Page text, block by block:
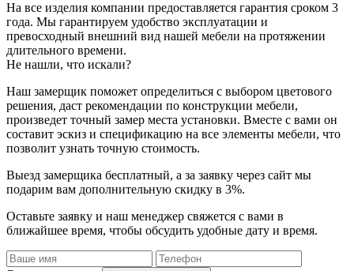
На все изделия компании предоставляется гарантия сроком 3
года. Мы гарантируем удобство эксплуатации и
превосходный внешний вид нашей мебели на протяжении
длительного времени.
Не нашли, что искали?
Наш замерщик поможет определиться с выбором цветового
решения, даст рекомендации по конструкции мебели,
произведет точный замер места установки. Вместе с вами он
составит эскиз и спецификацию на все элементы мебели, что
позволит узнать точную стоимость.
Выезд замерщика бесплатный, а за заявку через сайт мы
подарим вам дополнительную скидку в 3%.
Оставьте заявку и наш менеджер свяжется с вами в
ближайшее время, чтобы обсудить удобные дату и время.